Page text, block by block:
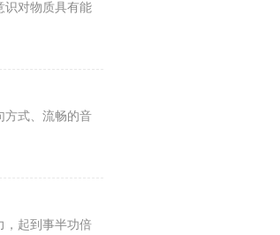
识对物质具有能
方式、流畅的音
，起到事半功倍